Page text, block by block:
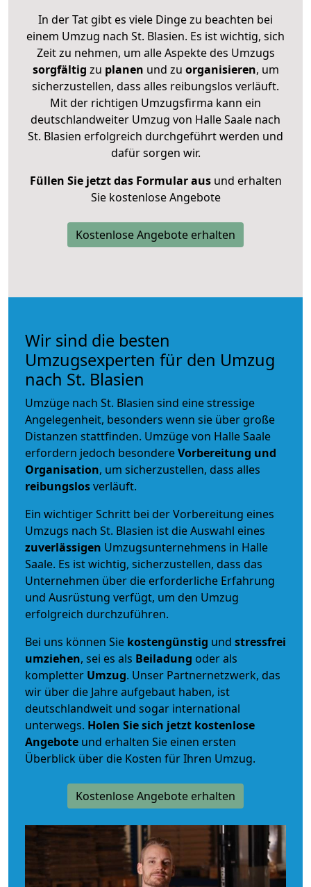
In der Tat gibt es viele Dinge zu beachten bei
einem Umzug nach St. Blasien. Es ist wichtig, sich
Zeit zu nehmen, um alle Aspekte des Umzugs
sorgfältig zu planen und zu organisieren, um
sicherzustellen, dass alles reibungslos verläuft.
Mit der richtigen Umzugsfirma kann ein
deutschlandweiter Umzug von Halle Saale nach
St. Blasien erfolgreich durchgeführt werden und
dafür sorgen wir.
Füllen Sie jetzt das Formular ausund erhalten
Sie kostenlose Angebote
Kostenlose Angebote erhalten
Wir sind die besten
Umzugsexperten für den Umzug
nach St. Blasien
Umzüge nach St. Blasien sind eine stressige
Angelegenheit, besonders wenn sie über große
Distanzen stattfinden. Umzüge von Halle Saale
erfordern jedoch besondereVorbereitung und
Organisation, um sicherzustellen, dass alles
reibungslosverläuft.
Ein wichtiger Schritt bei der Vorbereitung eines
Umzugs nach St. Blasien ist die Auswahl eines
zuverlässigen Umzugsunternehmens in Halle
Saale. Es ist wichtig, sicherzustellen, dass das
Unternehmen über die erforderliche Erfahrung
und Ausrüstung verfügt, um den Umzug
erfolgreich durchzuführen.
Bei uns können Sie kostengünstig und stressfrei
umziehen, sei es als Beiladung oder als
kompletter Umzug. Unser Partnernetzwerk, das
wir über die Jahre aufgebaut haben, ist
deutschlandweit und sogar international
unterwegs. Holen Sie sich jetzt kostenlose
Angebote und erhalten Sie einen ersten
Überblick über die Kosten für Ihren Umzug.
Kostenlose Angebote erhalten